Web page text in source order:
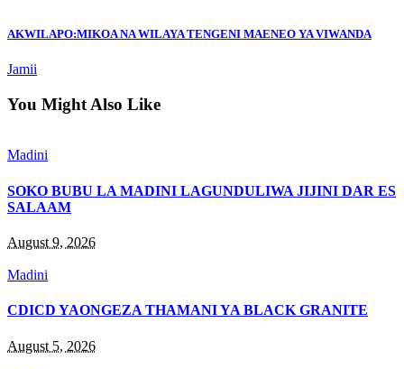
AKWILAPO:MIKOA NA WILAYA TENGENI MAENEO YA VIWANDA
Jamii
You Might Also Like
Madini
SOKO BUBU LA MADINI LAGUNDULIWA JIJINI DAR ES
SALAAM
August 9, 2026
Madini
CDICD YAONGEZA THAMANI YA BLACK GRANITE
August 5, 2026